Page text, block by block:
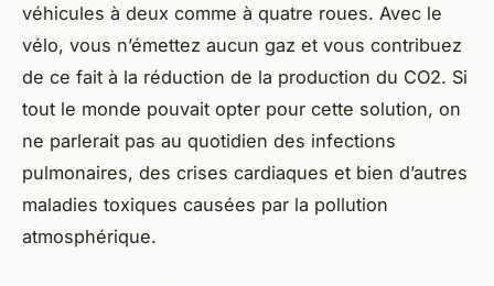
véhicules à deux comme à quatre roues. Avec le
vélo, vous n’émettez aucun gaz et vous contribuez
de ce fait à la réduction de la production du CO2. Si
tout le monde pouvait opter pour cette solution, on
ne parlerait pas au quotidien des infections
pulmonaires, des crises cardiaques et bien d’autres
maladies toxiques causées par la pollution
atmosphérique.